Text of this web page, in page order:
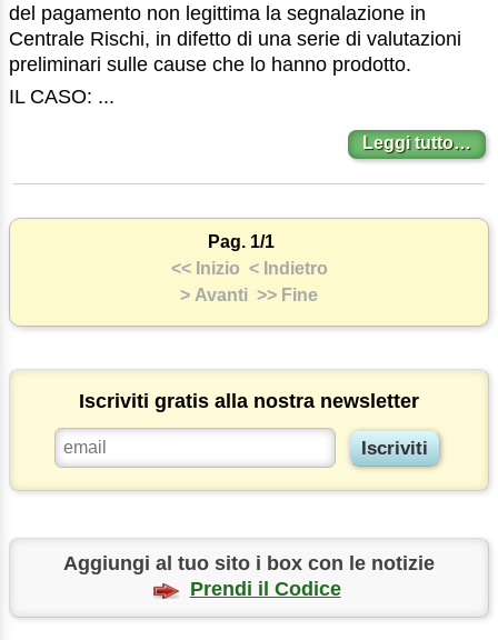
del pagamento non legittima la segnalazione in
Centrale Rischi, in difetto di una serie di valutazioni
preliminari sulle cause che lo hanno prodotto.
IL CASO: ...
Leggi tutto…
Pag. 1/1
<< Inizio < Indietro
> Avanti >> Fine
Iscriviti gratis alla nostra newsletter
Aggiungi al tuo sito i box con le notizie
Prendi il Codice